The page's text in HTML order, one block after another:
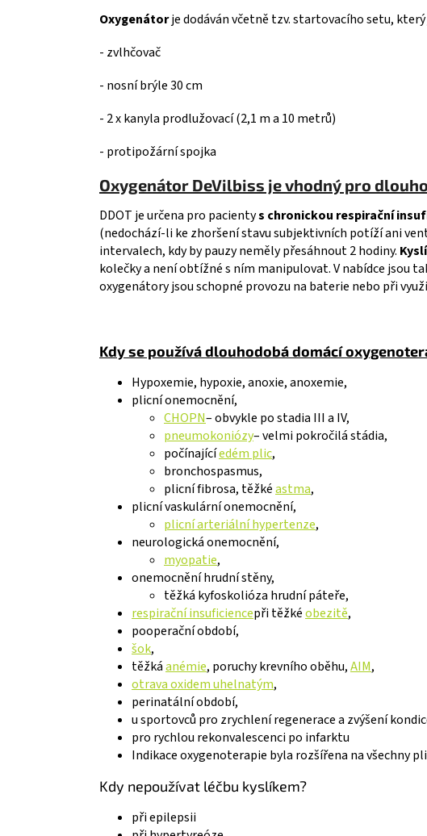
Oxygenátorje dodáván včetně tzv. startovacího setu, který
- zvlhčovač
- nosní brýle 30 cm
- 2 x kanyla prodlužovací (2,1 m a 10 metrů)
- protipožární spojka
Oxygenátor DeVilbiss je vhodný pro
DDOT je určena pro pacientys chronickou respirační
(nedochází-li ke zhoršení stavu subjektivních potíží ani
intervalech, kdy by pauzy neměly přesáhnout 2 hodiny.
kolečky a není obtížné s ním manipulovat. V nabídce jsou
oxygenátory jsou schopné provozu na baterie nebo při
Kdy se používá dlouhodobá domácí
Hypoxemie, hypoxie, anoxie, anoxemie,
plicní onemocnění,
CHOPN– obvykle po stadia III a IV,
pneumokoniózy– velmi pokročilá stádia,
počínajícíedém plic,
bronchospasmus,
plicní fibrosa, těžkéastma,
plicní vaskulární onemocnění,
plicní arteriální hypertenze,
neurologická onemocnění,
myopatie,
onemocnění hrudní stěny,
těžká kyfoskolióza hrudní páteře,
respirační insuficiencepři těžkéobezitě,
pooperační období,
šok,
těžkáanémie, poruchy krevního oběhu,AIM,
otrava oxidem uhelnatým,
perinatální období,
u sportovců pro zrychlení regenerace a zvýšení
pro rychlou rekonvalescenci po infarktu
Indikace oxygenoterapie byla rozšířena na všechny
Kdy nepoužívat léčbu kyslíkem?
při epilepsii